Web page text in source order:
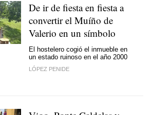
De ir de fiesta en fiesta a
convertir el Muíño de
Valerio en un símbolo
El hostelero cogió el inmueble en
un estado ruinoso en el año 2000
LÓPEZ PENIDE